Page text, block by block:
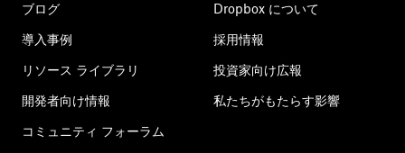
ブログ
導入事例
リソース ライブラリ
開発者向け情報
コミュニティ フォーラム
Dropbox について
採用情報
投資家向け広報
私たちがもたらす影響